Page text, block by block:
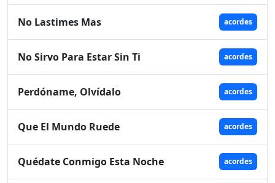
No Lastimes Mas acordes
No Sirvo Para Estar Sin Ti acordes
Perdóname, Olvídalo acordes
Que El Mundo Ruede acordes
Quédate Conmigo Esta Noche acordes